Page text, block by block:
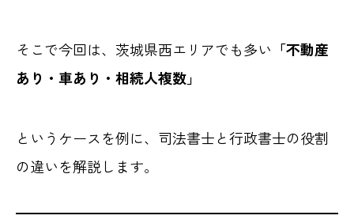
そこで今回は、茨城県西エリアでも多い 「不動産
あり・車あり・相続人複数」
というケースを例に、司法書士と行政書士の役割
の違いを解説します。